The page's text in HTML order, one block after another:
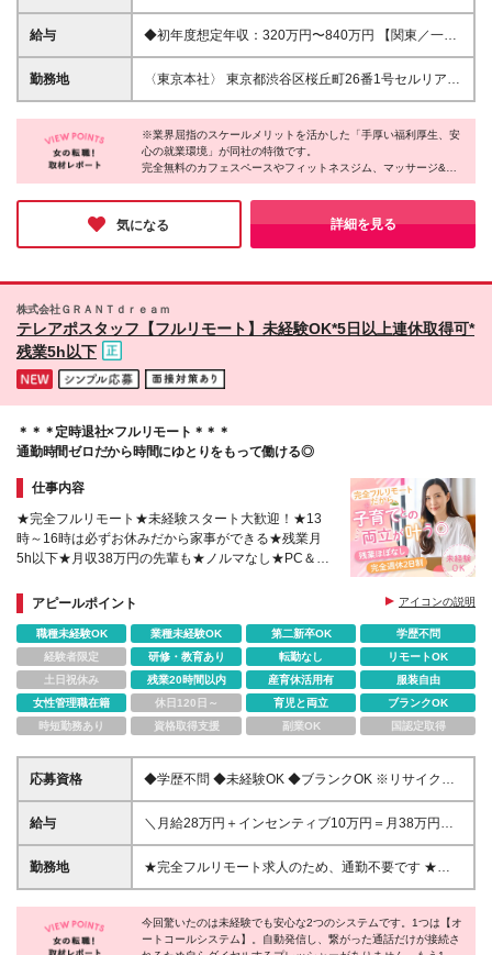
応援！ ◆第二新卒の方も大歓迎！新たなチャレンジ
をサポート！ ◆主婦（夫）の方もぜひご応募くださ
あなたのやる気を重視します！ ◆全国47都道府県ど
こからでもOK！あなたのライフスタイルに合わせて
給与
◆初年度想定年収：320万円〜840万円 【関東／一都
三県】月給24万円〜70万円 【関西・東海地方】月給
23万円〜65万円 【その他の地方等】月給22万円〜60
含） 固定残業代は7時間分・時間超過分は追加支給 ≪
月給例≫ ・月給54万円（29歳／入社3年目） ・月給
38万円（26歳／入社2年目） ・月給28万円（24歳／
ん。
勤務地
〈東京本社〉 東京都渋谷区桜丘町26番1号セルリアン
タワー7階（最寄駅：渋谷駅徒歩5分） 〈大阪ブラン
チ〉 大阪府大阪市北区大深町3-1 グランフロント大阪
タワーB23階 〈札幌ブランチ〉 北海道中央区北2条西
3丁目1 敷島ビル5階 〈福岡ブランチ〉 福岡県福岡市
中央区天神2丁目7番21号 天神プライム 〈仙台ブラン
チ〉 宮城県仙台市青葉区本町1丁目1番1号 アジュー
ル仙台15階 日本全国47都道府県で勤務可能 ＜フルリ
モート勤務も可能＞ 職種・経験・スキルを考慮して
くでの勤務も可能＞ 就業場所は事業所や提携企業含
め日本全国47都道府県にありますので、地方の方でも
※業界屈指のスケールメリットを活かした「手厚い福利厚生、安
心の就業環境」が同社の特徴です。
完全無料のカフェスペースやフィットネスジム、マッサージ&お
ひるねスペースなどがあり、パパさん・ママさんが利用できる託
児所も用意されています。
お休みに関しては年間休日は最大130日で、5日以上の連続休暇も
取得OK。
「安心して働きながら、スキルもキャリアも高めたい」という方
気になる 詳細を見る
株式会社ＧＲＡＮＴｄｒｅａｍ
テレアポスタッフ【フルリモート】未経験OK*5日以上連休取得可*
残業5h以下
＊＊＊定時退社×フルリモート＊＊＊
通勤時間ゼロだから時間にゆとりをもって働ける◎
仕事内容
★完全フルリモート★未経験スタート大歓迎！★13
時～16時は必ずお休みだから家事ができる★残業月
5h以下★月収38万円の先輩も★ノルマなし★PC＆ヘ
★ブランクもOK
アピールポイント アイコンの説明
職種未経験OK 業種未経験OK 第二新卒OK
学歴不問
経験者限定
研修・教育あり 転勤なし
リモートOK
土日祝休み
残業20時間以内 産育休活用有
服装自由
女性管理職在籍
休日120日～ 育児と両立
ブランクOK
時短勤務あり
資格取得支援 副業OK 国認定取得
応募資格
◆学歴不問 ◆未経験OK ◆ブランクOK ※リサイクル
経験者は優遇
給与
＼月給28万円＋インセンティブ10万円＝月38万円の
支給実績あり／ ※残業代は全額支給いたします ※試用
期間3ヵ月あり。期間中の給与・待遇の差異はありま
ブ └アポイント獲得数により月1万円～10万円を支給
＊チーム報酬 └チームでの目標件数を達成すると月6
勤務地
★完全フルリモート求人のため、通勤不要です ★全
国どこからでも働けます ★出社の必要なし 【本社】
兵庫県神戸市兵庫区浜中町1-19-7 (変更の範囲)上記を
除く当社関連勤務地
今回驚いたのは未経験でも安心な2つのシステムです。1つは【オ
ートコールシステム】。自動発信し、繋がった通話だけが接続さ